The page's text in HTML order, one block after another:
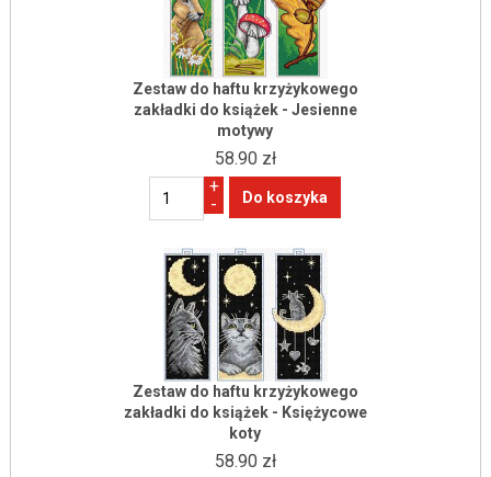
Zestaw do haftu krzyżykowego
zakładki do książek - Jesienne
motywy
58.90 zł
+
-
Zestaw do haftu krzyżykowego
zakładki do książek - Księżycowe
koty
58.90 zł